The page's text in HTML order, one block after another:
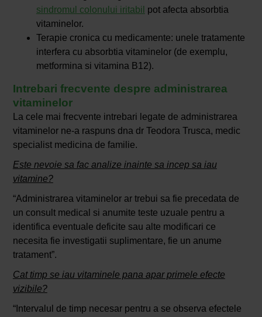
sindromul colonului iritabil pot afecta absorbtia
vitaminelor.
Terapie cronica cu medicamente: unele tratamente
interfera cu absorbtia vitaminelor (de exemplu,
metformina si vitamina B12).
Intrebari frecvente despre administrarea
vitaminelor
La cele mai frecvente intrebari legate de administrarea
vitaminelor ne-a raspuns dna dr Teodora Trusca, medic
specialist medicina de familie.
Este nevoie sa fac analize inainte sa incep sa iau
vitamine?
“Administrarea vitaminelor ar trebui sa fie precedata de
un consult medical si anumite teste uzuale pentru a
identifica eventuale deficite sau alte modificari ce
necesita fie investigatii suplimentare, fie un anume
tratament”.
Cat timp se iau vitaminele pana apar primele efecte
vizibile?
“Intervalul de timp necesar pentru a se observa efectele